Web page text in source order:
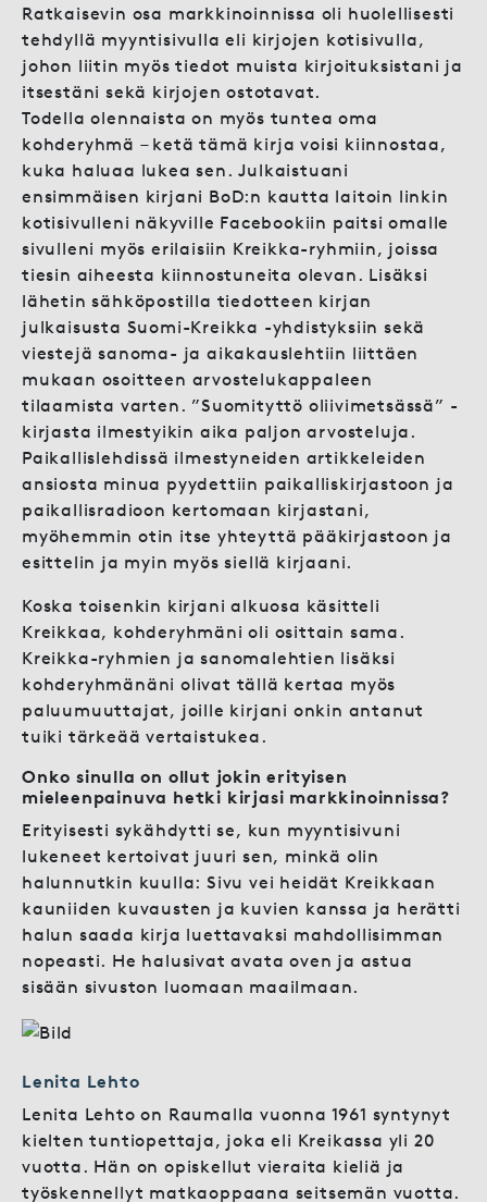
Ratkaisevin osa markkinoinnissa oli huolellisesti
tehdyllä myyntisivulla eli kirjojen kotisivulla,
johon liitin myös tiedot muista kirjoituksistani ja
itsestäni sekä kirjojen ostotavat.
Todella olennaista on myös tuntea oma
kohderyhmä – ketä tämä kirja voisi kiinnostaa,
kuka haluaa lukea sen. Julkaistuani
ensimmäisen kirjani BoD:n kautta laitoin linkin
kotisivulleni näkyville Facebookiin paitsi omalle
sivulleni myös erilaisiin Kreikka-ryhmiin, joissa
tiesin aiheesta kiinnostuneita olevan. Lisäksi
lähetin sähköpostilla tiedotteen kirjan
julkaisusta Suomi-Kreikka -yhdistyksiin sekä
viestejä sanoma- ja aikakauslehtiin liittäen
mukaan osoitteen arvostelukappaleen
tilaamista varten. ”Suomityttö oliivimetsässä” -
kirjasta ilmestyikin aika paljon arvosteluja.
Paikallislehdissä ilmestyneiden artikkeleiden
ansiosta minua pyydettiin paikalliskirjastoon ja
paikallisradioon kertomaan kirjastani,
myöhemmin otin itse yhteyttä pääkirjastoon ja
esittelin ja myin myös siellä kirjaani.
Koska toisenkin kirjani alkuosa käsitteli
Kreikkaa, kohderyhmäni oli osittain sama.
Kreikka-ryhmien ja sanomalehtien lisäksi
kohderyhmänäni olivat tällä kertaa myös
paluumuuttajat, joille kirjani onkin antanut
tuiki tärkeää vertaistukea.
Onko sinulla on ollut jokin erityisen
mieleenpainuva hetki kirjasi markkinoinnissa?
Erityisesti sykähdytti se, kun myyntisivuni
lukeneet kertoivat juuri sen, minkä olin
halunnutkin kuulla: Sivu vei heidät Kreikkaan
kauniiden kuvausten ja kuvien kanssa ja herätti
halun saada kirja luettavaksi mahdollisimman
nopeasti. He halusivat avata oven ja astua
sisään sivuston luomaan maailmaan.
Lenita Lehto
Lenita Lehto on Raumalla vuonna 1961 syntynyt
kielten tuntiopettaja, joka eli Kreikassa yli 20
vuotta. Hän on opiskellut vieraita kieliä ja
työskennellyt matkaoppaana seitsemän vuotta.